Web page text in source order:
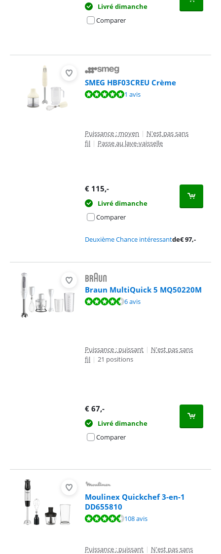
Livré dimanche
Comparer
SMEG HBF03CREU Crème
La note est de 9,5 sur 10, basée sur 1 avis.1 avis
Puissance : moyen | N'est pas sans
fil | Passe au lave-vaisselle
€ 115,-
Livré dimanche
Comparer
Deuxième Chance intéressantde€97,-
Braun MultiQuick 5 MQ50220M
La note est de 8,9 sur 10, basée sur 6 avis.6 avis
Puissance : puissant | N'est pas sans
fil | 21 positions
€ 67,-
Livré dimanche
Comparer
Moulinex Quickchef 3-en-1
DD655810
La note est de 8,9 sur 10, basée sur 108 avis.108 avis
Puissance : puissant | N'est pas sans